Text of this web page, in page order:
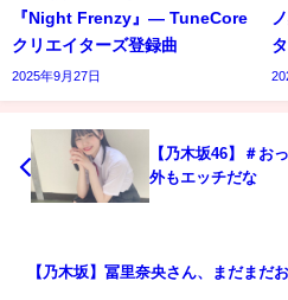
『Night Frenzy』― TuneCore
クリエイターズ登録曲
2025年9月27日
【乃木坂46】＃お
外もエッチだな
【乃木坂】冨里奈央さん、まだまだ